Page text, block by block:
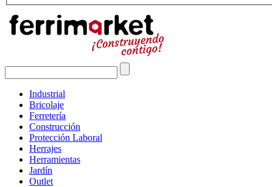
Industrial
Bricolaje
Ferretería
Construcción
Protección Laboral
Herrajes
Herramientas
Jardín
Outlet